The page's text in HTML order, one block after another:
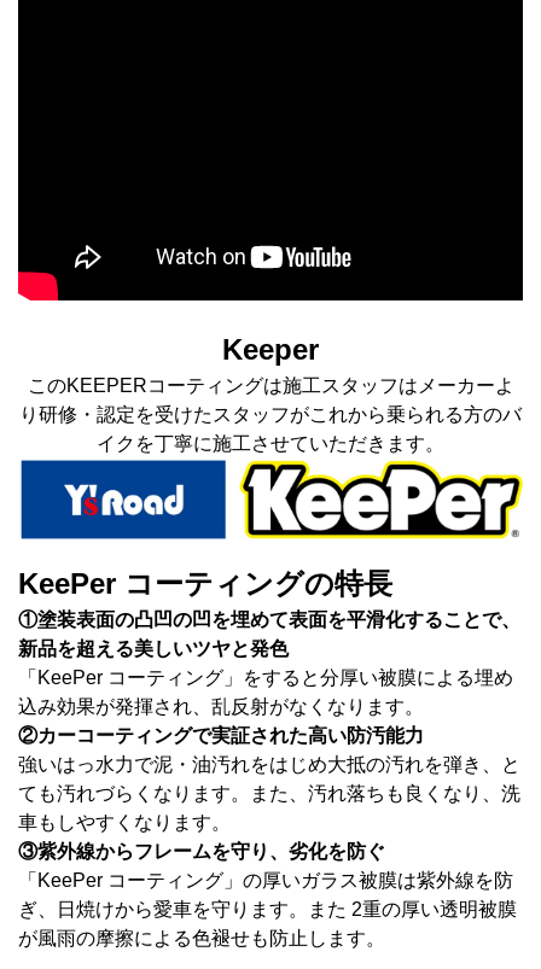
Keeper
このKEEPERコーティングは施工スタッフはメーカーよ
り研修・認定を受けたスタッフがこれから乗られる方のバ
イクを丁寧に施工させていただきます。
KeePer コーティングの特長
①塗装表面の凸凹の凹を埋めて表面を平滑化することで、
新品を超える美しいツヤと発色
「KeePer コーティング」をすると分厚い被膜による埋め
込み効果が発揮され、乱反射がなくなります。
②カーコーティングで実証された高い防汚能力
強いはっ水力で泥・油汚れをはじめ大抵の汚れを弾き、と
ても汚れづらくなります。また、汚れ落ちも良くなり、洗
車もしやすくなります。
③紫外線からフレームを守り、劣化を防ぐ
「KeePer コーティング」の厚いガラス被膜は紫外線を防
ぎ、日焼けから愛車を守ります。また 2重の厚い透明被膜
が風雨の摩擦による色褪せも防止します。